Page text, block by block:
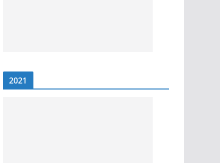
2021